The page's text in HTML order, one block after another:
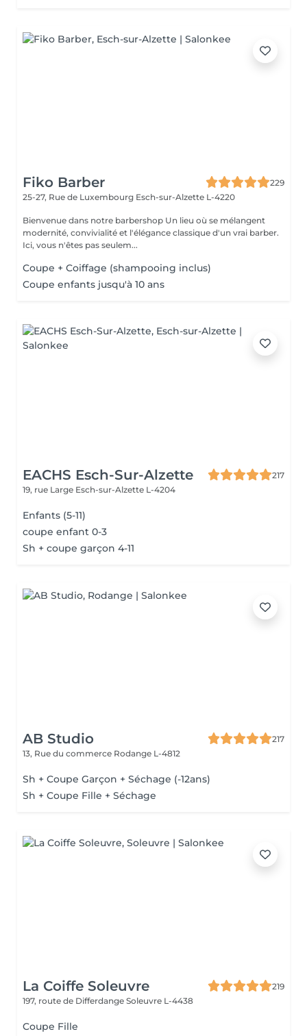
Fiko Barber
229
25-27, Rue de Luxembourg Esch-sur-Alzette L-4220
Bienvenue dans notre barbershop Un lieu où se mélangent
modernité, convivialité et l'élégance classique d'un vrai barber.
Ici, vous n'êtes pas seulem...
Coupe + Coiffage (shampooing inclus)
Coupe enfants jusqu'à 10 ans
EACHS Esch-Sur-Alzette
217
19, rue Large Esch-sur-Alzette L-4204
Enfants (5-11)
coupe enfant 0-3
Sh + coupe garçon 4-11
AB Studio
217
13, Rue du commerce Rodange L-4812
Sh + Coupe Garçon + Séchage (-12ans)
Sh + Coupe Fille + Séchage
La Coiffe Soleuvre
219
197, route de Differdange Soleuvre L-4438
Coupe Fille